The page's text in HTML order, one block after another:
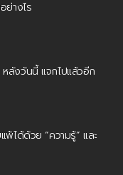
ย่างไร
ลังวันนี้ แจกไปแล้วอีก
พ้ได้ด้วย “ความรู้” และ